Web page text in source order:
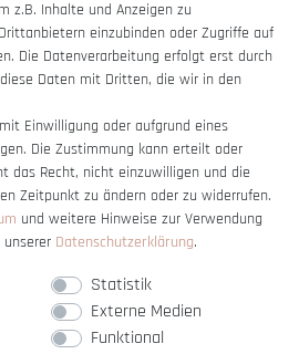
widerrufen
z.B. Inhalte und Anzeigen zu
einzubinden oder Zugriffe auf
Die Datenverarbeitung erfolgt erst durch
Daten mit Dritten, die wir in den
Einwilligung oder aufgrund eines
Die Zustimmung kann erteilt oder
das Recht, nicht einzuwilligen und die
Zeitpunkt zu ändern oder zu widerrufen.
und weitere Hinweise zur Verwendung
Daten­schutz­erklärung.
Statistik
Externe Medien
Funktional